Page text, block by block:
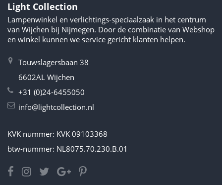
Light Collection
Lampenwinkel en verlichtings-speciaalzaak in het centrum
van Wijchen bij Nijmegen. Door de combinatie van Webshop
en winkel kunnen we service gericht klanten helpen.
Touwslagersbaan 38
6602AL Wijchen
+31 (0)24-6455050
info@lightcollection.nl
KVK nummer: KVK 09103368
btw-nummer: NL8075.70.230.B.01